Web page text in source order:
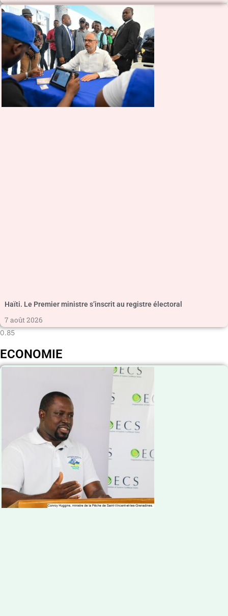
Haïti. Le Premier ministre s’inscrit au registre électoral
7 août 2026
ECONOMIE